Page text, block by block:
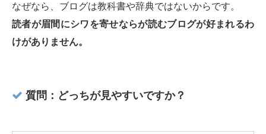
なぜなら、ブログは教科書や辞典ではないからです。
読者が眉間にシワを寄せならが読むブログが好まれるわ
けがありません。
質問：どっちが見やすいですか？